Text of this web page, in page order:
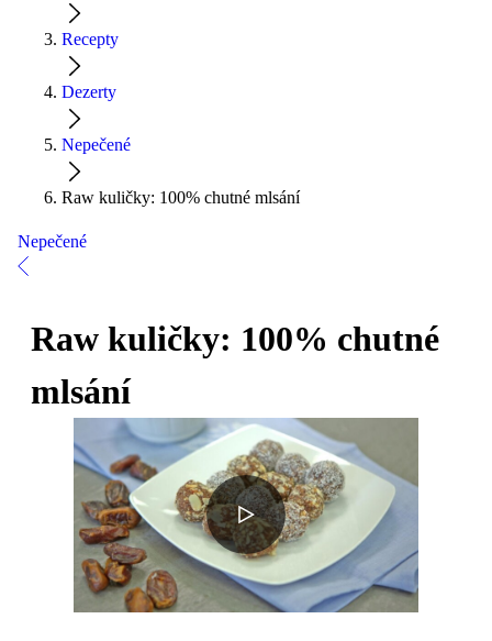
Recepty
Dezerty
Nepečené
Raw kuličky: 100% chutné mlsání
Nepečené
Raw kuličky: 100% chutné
mlsání